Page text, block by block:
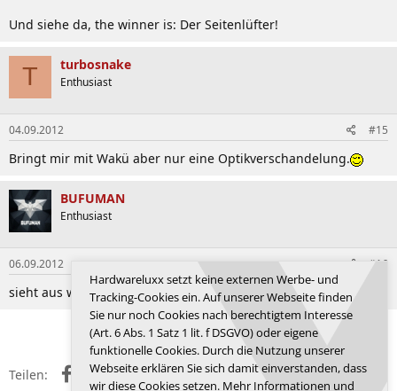
Und siehe da, the winner is: Der Seitenlüfter!
T turbosnake
Enthusiast
04.09.2012 #15
Bringt mir mit Wakü aber nur eine Optikverschandelung.
BUFUMAN
Enthusiast
06.09.2012 #16
sieht aus wie mein Raven 01 nur in billig
Anmelden, um zu antworten.
Teilen: FacebookX (Twitter)
RedditWhatsApp
E-MailLink
Hardwareluxx setzt keine externen Werbe- und
Tracking-Cookies ein. Auf unserer Webseite finden
Sie nur noch Cookies nach berechtigtem Interesse
(Art. 6 Abs. 1 Satz 1 lit. f DSGVO) oder eigene
funktionelle Cookies. Durch die Nutzung unserer
Webseite erklären Sie sich damit einverstanden, dass
wir diese Cookies setzen. Mehr Informationen und